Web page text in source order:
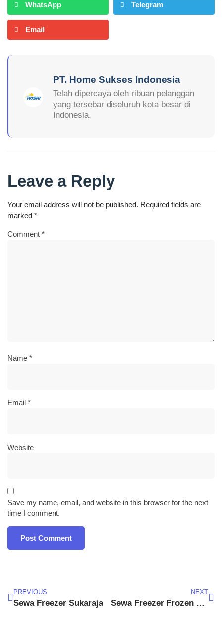
WhatsApp Telegram
Email
PT. Home Sukses Indonesia
Telah dipercaya oleh ribuan pelanggan
yang tersebar diseluruh kota besar di
Indonesia.
Leave a Reply
Your email address will not be published. Required fields are
marked *
Comment *
Name *
Email *
Website
Save my name, email, and website in this browser for the next
time I comment.
PREVIOUS
Sewa Freezer Sukaraja
NEXT
Sewa Freezer Frozen Food Kota Cimahi